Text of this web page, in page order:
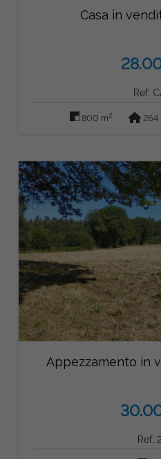
Casa in
Ref:
800 m2 264
Appezzamento in
Ref: